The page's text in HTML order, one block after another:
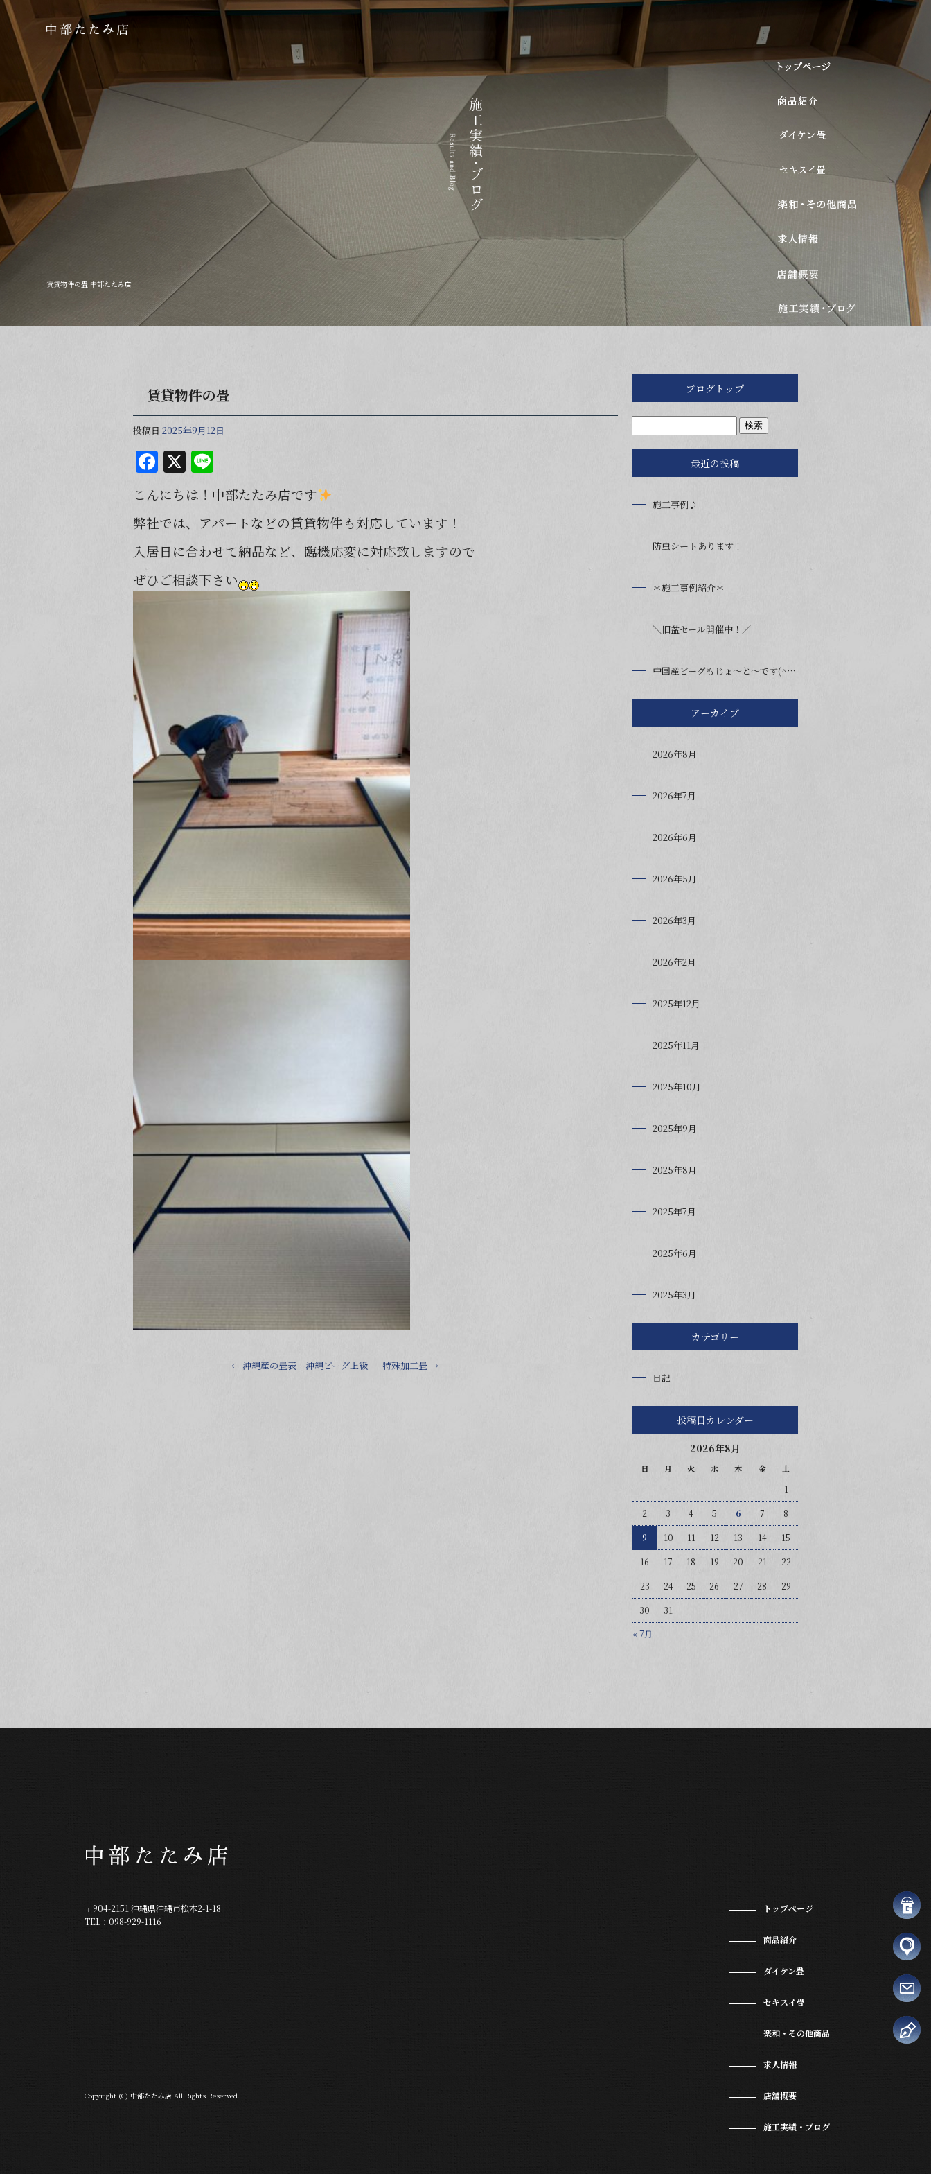
賃貸物件の畳|中部たたみ店
賃貸物件の畳
投稿日 2025年9月12日
F
a
c
e
b
o
o
X
n
e
こんにちは！中部たたみ店です
弊社では、アパートなどの賃貸物件も対応しています！
入居日に合わせて納品など、臨機応変に対応致しますので
ぜひご相談下さい
←沖縄産の畳表 沖縄ビーグ上級 特殊加工畳→
ブログトップ
最近の投稿
施工事例♪
防虫シートあります！
＊施工事例紹介＊
＼旧盆セール開催中！／
中国産ビーグもじょ～と～です(^^)/
アーカイブ
2026年8月
2026年7月
2026年6月
2026年5月
2026年3月
2026年2月
2025年12月
2025年11月
2025年10月
2025年9月
2025年8月
2025年7月
2025年6月
2025年3月
カテゴリー
日記
投稿日カレンダー
2026年8月
日 月 火 水 木 金 土
« 7月
1
2 3 4 5 6 7 8
9 10 11 12 13 14 15
16 17 18 19 20 21 22
23 24 25 26 27 28 29
30 31
トップページ
商品紹介
ダイケン畳
セキスイ畳
楽和・その他商品
求人情報
店舗概要
施工実績・ブログ
〒904-2151 沖縄県沖縄市松本2-1-18
TEL：098-929-1116
Copyright (C) 中部たたみ店 All Rights Reserved.